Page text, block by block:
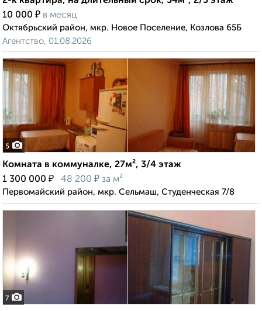
10 000 ₽ в месяц
Октябрьский район, мкр. Новое Поселение, Козлова 65Б
Агентство, 01.08.2026
5
Комната в коммуналке, 27м², 3/4 этаж
1 300 000 ₽ 48 200 ₽ за м²
Первомайский район, мкр. Сельмаш, Студенческая 7/8
7